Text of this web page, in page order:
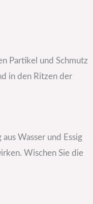
Partikel und Schmutz
in den Ritzen der
Wasser und Essig
Wischen Sie die